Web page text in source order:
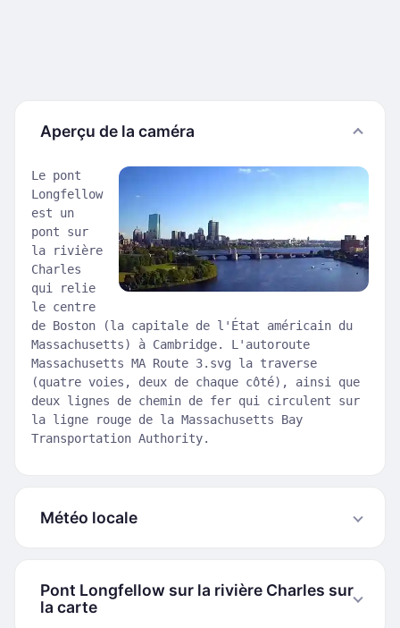
Aperçu de la caméra
Le pont
Longfellow
est un
pont sur
la rivière
Charles
qui relie
le centre
de Boston (la capitale de l'État américain du
Massachusetts) à Cambridge. L'autoroute
Massachusetts MA Route 3.svg la traverse
(quatre voies, deux de chaque côté), ainsi que
deux lignes de chemin de fer qui circulent sur
la ligne rouge de la Massachusetts Bay
Transportation Authority.
Météo locale
Pont Longfellow sur la rivière Charles sur
la carte